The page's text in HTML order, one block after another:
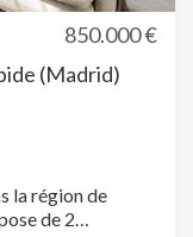
850.000 €
(Madrid)
la région de
de 2